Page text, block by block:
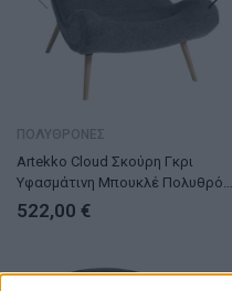
ΠΟΛΥΘΡΟΝΕΣ
Artekko Cloud Σκούρη Γκρι
Υφασμάτινη Μπουκλέ Πολυθρόνα
(97x80x100)cm
522,00 €